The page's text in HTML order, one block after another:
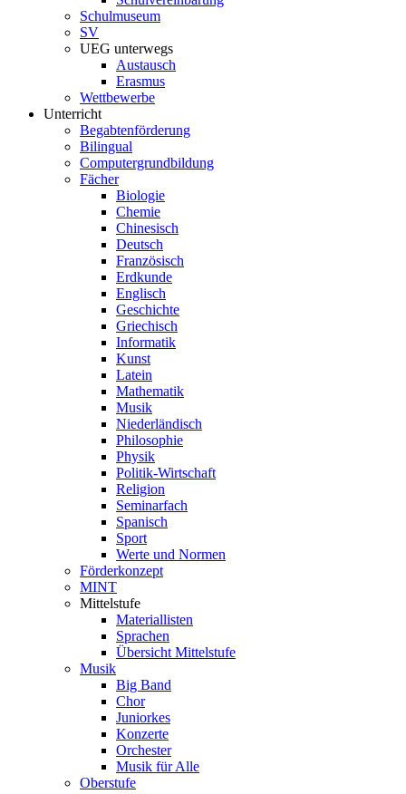
Schulmuseum
SV
UEG unterwegs
Austausch
Erasmus
Wettbewerbe
Unterricht
Begabtenförderung
Bilingual
Computergrundbildung
Fächer
Biologie
Chemie
Chinesisch
Deutsch
Französisch
Erdkunde
Englisch
Geschichte
Griechisch
Informatik
Kunst
Latein
Mathematik
Musik
Niederländisch
Philosophie
Physik
Politik-Wirtschaft
Religion
Seminarfach
Spanisch
Sport
Werte und Normen
Förderkonzept
MINT
Mittelstufe
Materiallisten
Sprachen
Übersicht Mittelstufe
Musik
Big Band
Chor
Juniorkes
Konzerte
Orchester
Musik für Alle
Oberstufe